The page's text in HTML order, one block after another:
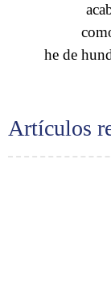
Artículos
he de